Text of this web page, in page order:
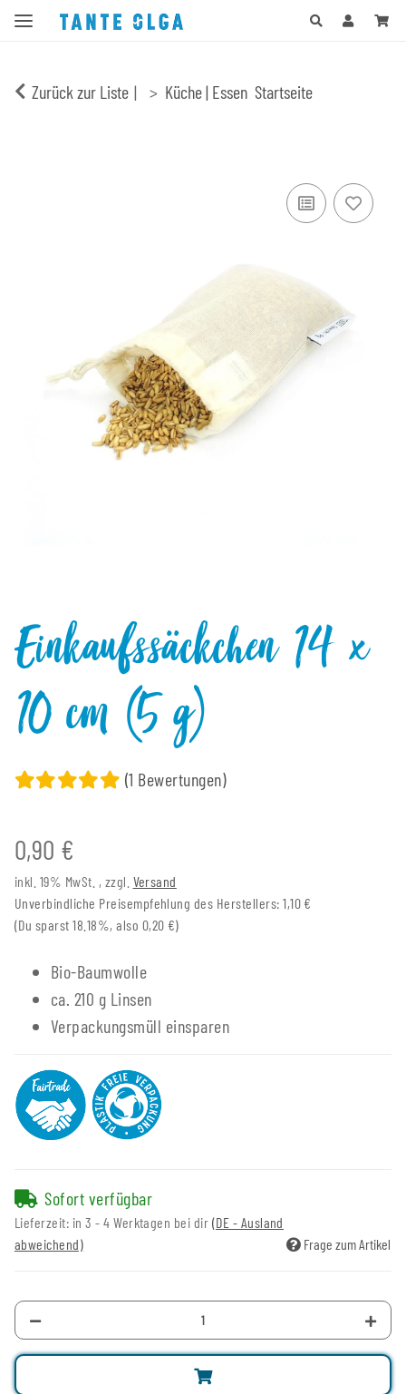
Zurück zur Liste Küche | Essen Startseite
Einkaufssäckchen 14 x
10 cm (5 g)
(1 Bewertungen)
0,90 €
inkl. 19% MwSt. , zzgl. Versand
Unverbindliche Preisempfehlung des Herstellers:1,10 €
(Du sparst18.18%, also 0,20 €)
Bio-Baumwolle
ca. 210 g Linsen
Verpackungsmüll einsparen
Sofort verfügbar
Lieferzeit: in 3 - 4 Werktagen bei dir (DE - Ausland
abweichend)
Frage zum Artikel